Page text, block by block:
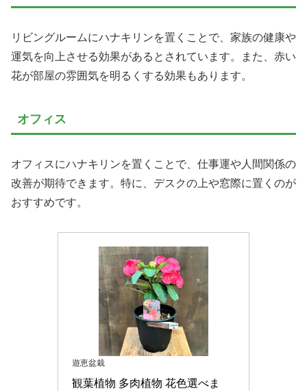
リビングルームにハナキリンを置くことで、家族の健康や
運気を向上させる効果があるとされています。また、赤い
花が部屋の雰囲気を明るくする効果もあります。
オフィス
オフィスにハナキリンを置くことで、仕事運や人間関係の
改善が期待できます。特に、デスクの上や窓際に置くのが
おすすめです。
遊恵盆栽
観葉植物 多肉植物 花色選べま